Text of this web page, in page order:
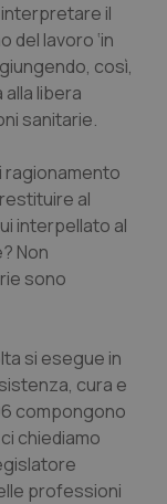
Ulcerosail
del lavoro ‘in
così,
libera
sanitarie.
ragionamento
al
interpellato al
Non
sono
si esegue in
cura e
compongono
chiediamo
professioni